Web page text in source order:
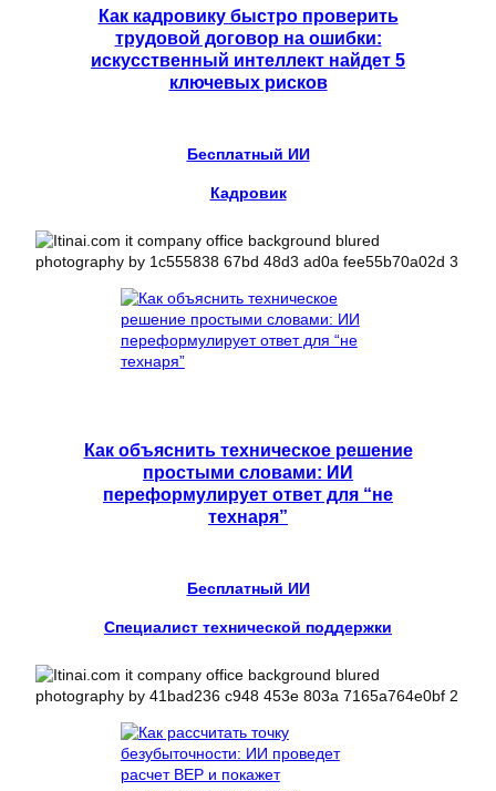
Как кадровику быстро проверить
трудовой договор на ошибки:
искусственный интеллект найдет 5
ключевых рисков
Бесплатный ИИ
Кадровик
Как объяснить техническое решение
простыми словами: ИИ
переформулирует ответ для “не
технаря”
Бесплатный ИИ
Специалист технической поддержки